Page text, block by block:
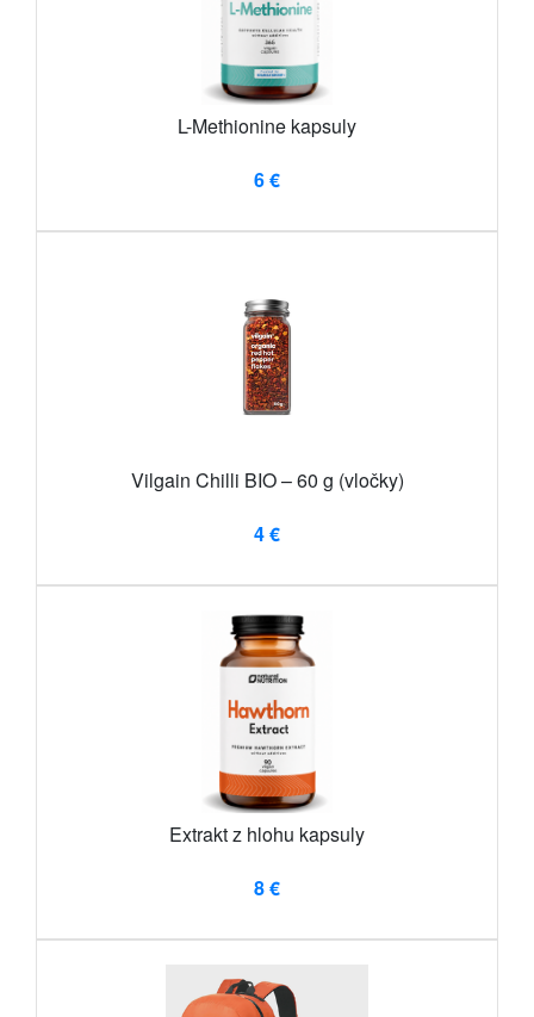
L-Methionine kapsuly
6 €
Vilgain Chilli BIO – 60 g (vločky)
4 €
Extrakt z hlohu kapsuly
8 €